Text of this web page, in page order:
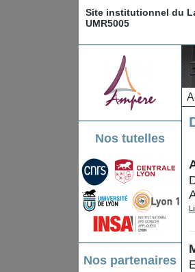
Site institutionnel du
UMR5005
Nos tutelles
Nos partenaires